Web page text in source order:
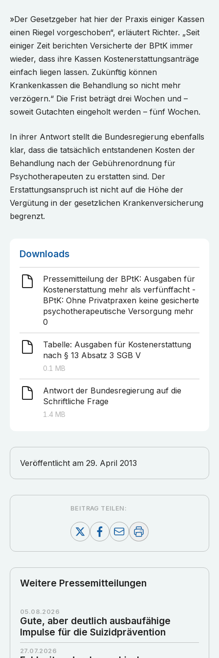
»Der Gesetzgeber hat hier der Praxis einiger Kassen
einen Riegel vorgeschoben“, erläutert Richter. „Seit
einiger Zeit berichten Versicherte der BPtK immer
wieder, dass ihre Kassen Kostenerstattungsanträge
einfach liegen lassen. Zukünftig können
Krankenkassen die Behandlung so nicht mehr
verzögern.“ Die Frist beträgt drei Wochen und –
soweit Gutachten eingeholt werden – fünf Wochen.
In ihrer Antwort stellt die Bundesregierung ebenfalls
klar, dass die tatsächlich entstandenen Kosten der
Behandlung nach der Gebührenordnung für
Psychotherapeuten zu erstatten sind. Der
Erstattungsanspruch ist nicht auf die Höhe der
Vergütung in der gesetzlichen Krankenversicherung
begrenzt.
Downloads
Pressemitteilung der BPtK: Ausgaben für
Kostenerstattung mehr als verfünffacht -
BPtK: Ohne Privatpraxen keine gesicherte
psychotherapeutische Versorgung mehr
0
Tabelle: Ausgaben für Kostenerstattung
nach § 13 Absatz 3 SGB V
0.1 MB
Antwort der Bundesregierung auf die
Schriftliche Frage
1.4 MB
Veröffentlicht am 29. April 2013
BEITRAG TEILEN:
Weitere Pressemitteilungen
05.08.2026
Gute, aber deutlich ausbaufähige
Impulse für die Suizidprävention
27.07.2026